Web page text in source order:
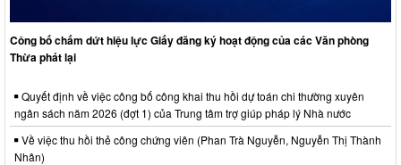
Công bố chấm dứt hiệu lực Giấy đăng ký hoạt động của các Văn phòng
Thừa phát lại
Quyết định về việc công bố công khai thu hồi dự toán chi thường xuyên
ngân sách năm 2026 (đợt 1) của Trung tâm trợ giúp pháp lý Nhà nước
Về việc thu hồi thẻ công chứng viên (Phan Trà Nguyễn, Nguyễn Thị Thành
Nhân)